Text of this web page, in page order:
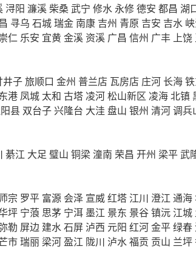
浔阳 濂溪柴桑武宁 修水 永修德安 都昌 湖
寻乌 石城瑞金 南康 吉州 青原 吉安 吉水
仁 乐安 宜黄金溪 资溪 广昌 信州 广丰 上饶
井子旅顺口 金州 普兰店 瓦房店 庄河 长海
港 凤城 太和 古塔 凌河松山新区 凌海北镇
县 双台子兴隆台 大洼 盘山 银州 清河调兵
綦江 大足 璧山 铜梁潼南 荣昌 开州 梁平武
宗 罗平 富源 会泽 宣威红塔 江川 澄江 通海
坪 宁蒗 思茅 宁洱 墨江 景东 景谷镇沅 江城
勒 屏边 建水石屏 泸西 元阳 红河金平绿春
市瑞丽 梁河盈江 陇川 泸水福贡 贡山 兰坪